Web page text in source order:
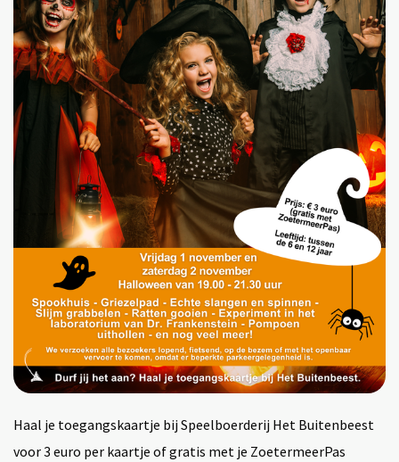
Haal je toegangskaartje bij Speelboerderij Het Buitenbeest
voor 3 euro per kaartje of gratis met je ZoetermeerPas